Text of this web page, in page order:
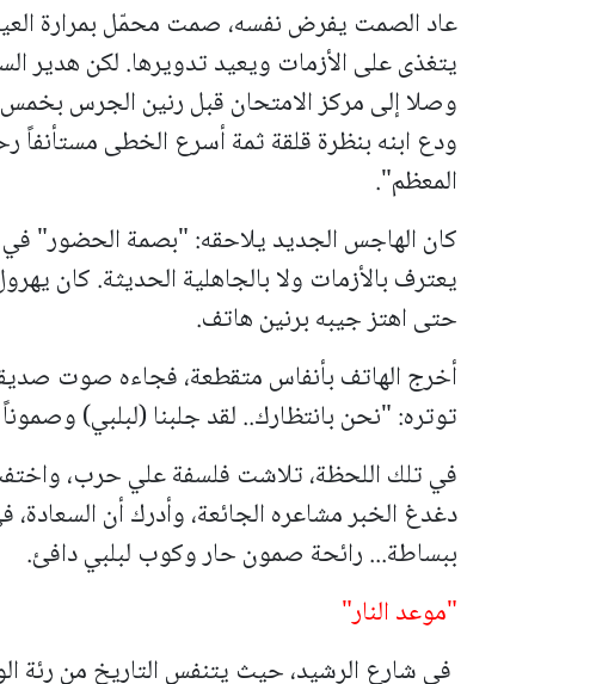
عاد الصمت يفرض نفسه، صمت محمّل بمرارة
يتغذى على الأزمات ويعيد تدويرها. لكن هدير
وصلا إلى مركز الامتحان قبل رنين الجرس
ودع ابنه بنظرة قلقة ثمة أسرع الخطى مستأنفاً
المعظم".
كان الهاجس الجديد يلاحقه: "بصمة الحضور" في
يعترف بالأزمات ولا بالجاهلية الحديثة. كان
حتى اهتز جيبه برنين هاتف.
أخرج الهاتف بأنفاس متقطعة، فجاءه صوت
توتره: "نحن بانتظارك.. لقد جلبنا (لبلبي)
في تلك اللحظة، تلاشت فلسفة علي حرب، واختفت
دغدغ الخبر مشاعره الجائعة، وأدرك أن
ببساطة... رائحة صمون حار وكوب لبلبي دافئ.
"موعد النار"
في شارع الرشيد، حيث يتنفس التاريخ من رئة